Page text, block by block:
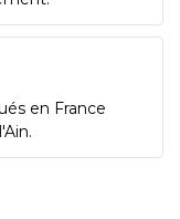
en France